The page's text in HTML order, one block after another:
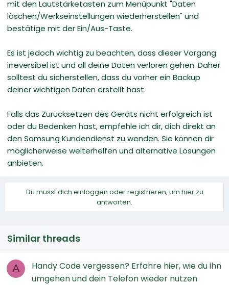
mit den Lautstärketasten zum Menüpunkt "Daten
löschen/Werkseinstellungen wiederherstellen" und
bestätige mit der Ein/Aus-Taste.
Es ist jedoch wichtig zu beachten, dass dieser Vorgang
irreversibel ist und all deine Daten verloren gehen. Daher
solltest du sicherstellen, dass du vorher ein Backup
deiner wichtigen Daten erstellt hast.
Falls das Zurücksetzen des Geräts nicht erfolgreich ist
oder du Bedenken hast, empfehle ich dir, dich direkt an
den Samsung Kundendienst zu wenden. Sie können dir
möglicherweise weiterhelfen und alternative Lösungen
anbieten.
Du musst dich einloggen oder registrieren, um hier zu
antworten.
Similar threads
A
Handy Code vergessen? Erfahre hier, wie du ihn
umgehen und dein Telefon wieder nutzen